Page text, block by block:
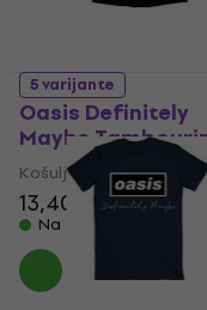
5 varijante
Oasis Definitely
Maybe
Košulja
13,40 €
Na skladištu